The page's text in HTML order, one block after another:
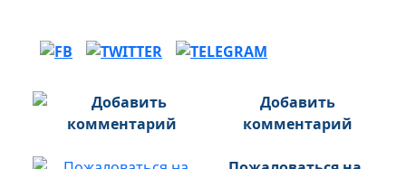
Добавить
комментарий